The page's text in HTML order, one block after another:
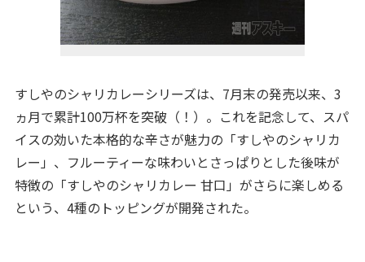
すしやのシャリカレーシリーズは、7月末の発売以来、3
ヵ月で累計100万杯を突破（！）。これを記念して、スパ
イスの効いた本格的な辛さが魅力の「すしやのシャリカ
レー」、フルーティーな味わいとさっぱりとした後味が
特徴の「すしやのシャリカレー 甘口」がさらに楽しめる
という、4種のトッピングが開発された。